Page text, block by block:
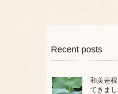
Recent posts
和美蓮
てきま